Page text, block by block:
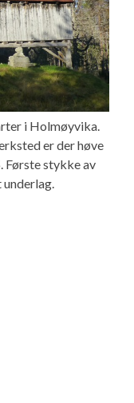
i Holmøyvika.
er der høve
Første stykke av
underlag.